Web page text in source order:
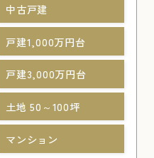
中古戸建
戸建1,000万円台
戸建3,000万円台
土地 50～100坪
マンション